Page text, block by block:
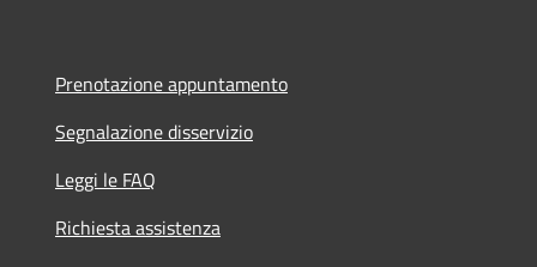
Prenotazione appuntamento
Segnalazione disservizio
Leggi le FAQ
Richiesta assistenza